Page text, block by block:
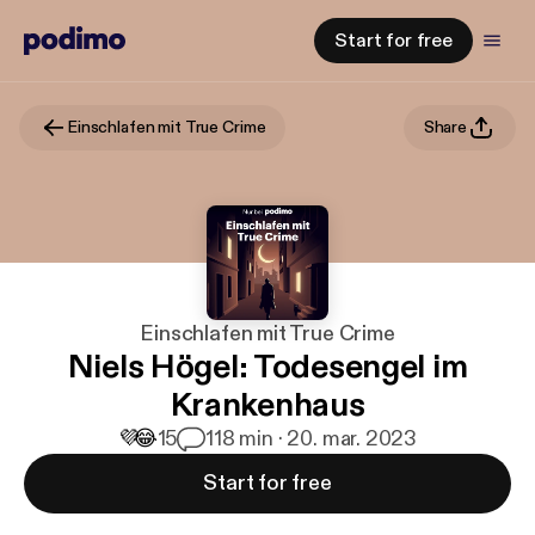
Start for free
Einschlafen mit True Crime Share
Einschlafen mit True Crime
Niels Högel: Todesengel im
Krankenhaus
💜😂15 118 min · 20. mar. 2023
Start for free